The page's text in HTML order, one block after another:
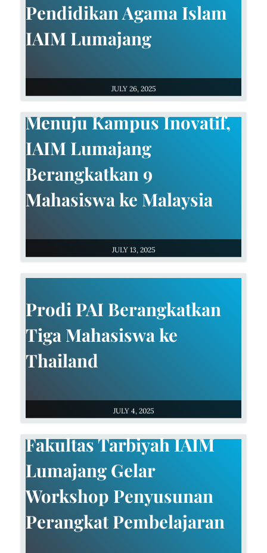
JULY 26, 2025
Pendidikan Agama Islam
IAIM Lumajang
JULY 13, 2025
Menuju Kampus Inovatif,
IAIM Lumajang
Berangkatkan 9
Mahasiswa ke Malaysia
JULY 4, 2025
Prodi PAI Berangkatkan
Tiga Mahasiswa ke
Thailand
Fakultas Tarbiyah IAIM
Lumajang Gelar
Workshop Penyusunan
Perangkat Pembelajaran